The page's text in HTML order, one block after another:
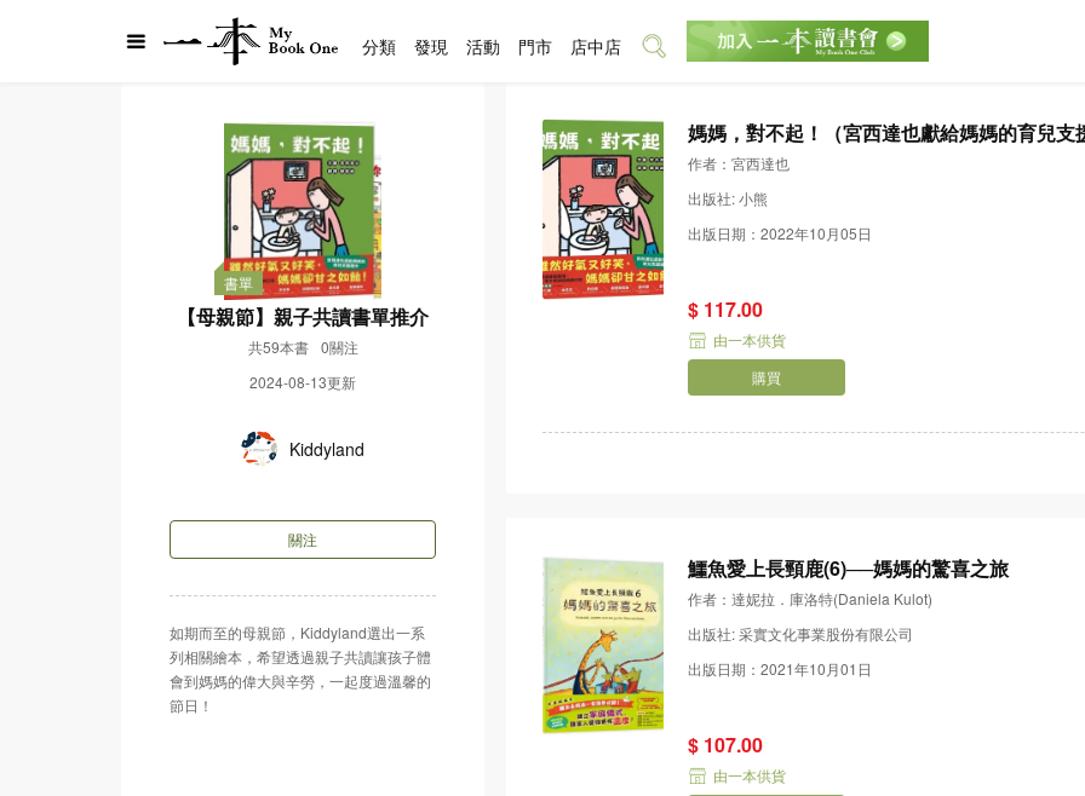
書單
【母親節】親子共讀書單推介
共59本書
0關注
2024-08-13更新
Kiddyland
關注
如期而至的母親節，Kiddyland選出一系
列相關繪本，希望透過親子共讀讓孩子體
會到媽媽的偉大與辛勞，一起度過溫馨的
節日！
媽媽，對不起！（宮西達也獻給媽媽的育兒支
作者：宮西達也
出版社: 小熊
出版日期：2022年10月05日
$ 117.00
由一本供貨
購買
鱷魚愛上長頸鹿(6)──媽媽的驚喜之旅
作者：達妮拉．庫洛特(Daniela Kulot)
出版社: 采實文化事業股份有限公司
出版日期：2021年10月01日
$ 107.00
由一本供貨
分類 發現 活動 門市 店中店